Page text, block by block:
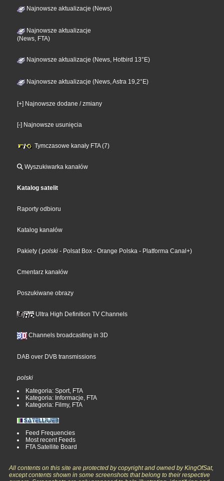
Najnowsze aktualizacje (News)
Najnowsze aktualizacje
(News, FTA)
Najnowsze aktualizacje (News, Hotbird 13°E)
Najnowsze aktualizacje (News, Astra 19,2°E)
[+] Najnowsze dodane / zmiany
[-] Najnowsze usunięcia
Tymczasowe kanały FTA (7)
Wyszukiwarka kanałów
Katalog satelit
Raporty odbioru
Katalog kanałów
Pakiety ( polski - Polsat Box - Orange Polska - Platforma Canal+)
Cmentarz kanałów
Poszukiwane obrazy
Ultra High Definition TV Channels
Channels broadcasting in 3D
DAB over DVB transmissions
polski
Kategoria: Sport, FTA
Kategoria: Informacje, FTA
Kategoria: Filmy, FTA
Feed Frequencies
Most recent Feeds
FTA Satellite Board
All contents on this site are protected by copyright and owned by KingOfSat,
except contents shown in some screenshots that belong to their respective